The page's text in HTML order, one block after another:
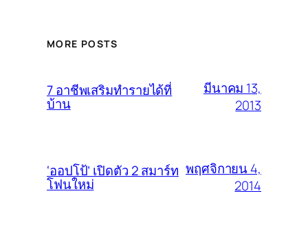
MORE POSTS
7 อาชีพเสริมทำรายได้ที่
บ้าน
มีนาคม 13,
2013
‘ออปโป้’ เปิดตัว 2 สมาร์ท
โฟนใหม่
พฤศจิกายน 4,
2014